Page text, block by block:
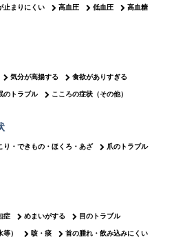
止まりにくい 高血圧 低血圧 高血糖
気分が高揚する 食欲がありすぎる
のトラブル こころの症状（その他）
り・できもの・ほくろ・あざ 爪のトラブル
症 めまいがする 目のトラブル
） 咳・痰 首の腫れ・飲み込みにくい